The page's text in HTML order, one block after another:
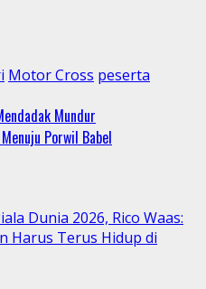
Motor Cross peserta
Mundur
Porwil Babel
Dunia 2026, Rico Waas:
Harus Terus Hidup di